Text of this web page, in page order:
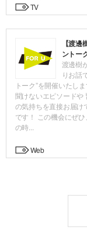
TV
【渡
ントー
渡邊樹
りお話
トーク”を開催いたし
聞けないエピソードや
の気持ちを直接お届け
です！ この機会にぜひ
の時...
Web